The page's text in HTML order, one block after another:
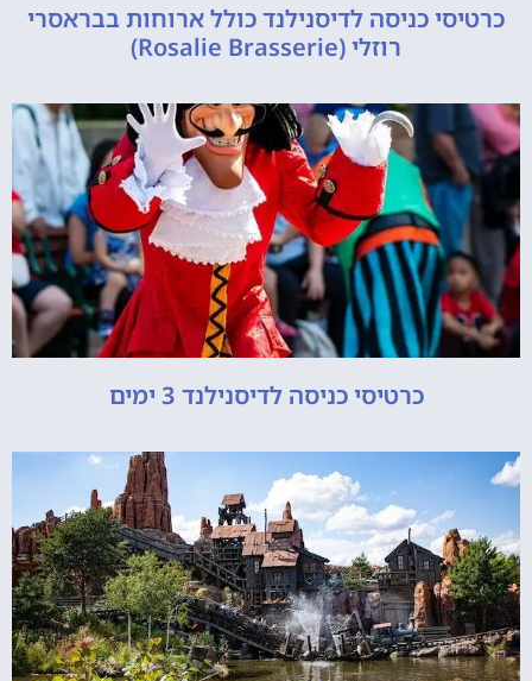
כרטיסי כניסה לדיסנילנד כולל ארוחות בבראסרי
רוזלי (Rosalie Brasserie)
כרטיסי כניסה לדיסנילנד 3 ימים